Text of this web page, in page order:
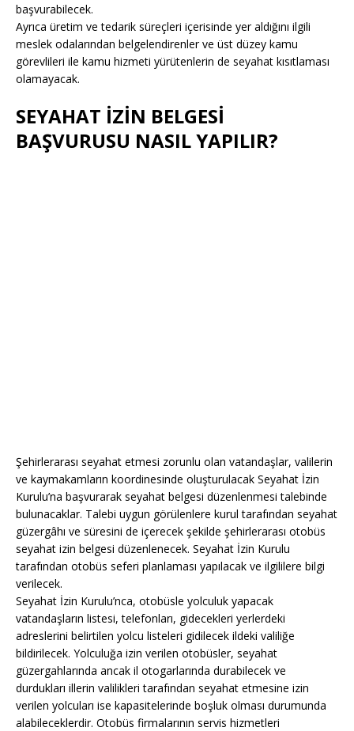
başvurabilecek.
Ayrıca üretim ve tedarik süreçleri içerisinde yer aldığını ilgili
meslek odalarından belgelendirenler ve üst düzey kamu
görevlileri ile kamu hizmeti yürütenlerin de seyahat kısıtlaması
olamayacak.
SEYAHAT İZİN BELGESİ
BAŞVURUSU NASIL YAPILIR?
Şehirlerarası seyahat etmesi zorunlu olan vatandaşlar, valilerin
ve kaymakamların koordinesinde oluşturulacak Seyahat İzin
Kurulu’na başvurarak seyahat belgesi düzenlenmesi talebinde
bulunacaklar. Talebi uygun görülenlere kurul tarafından seyahat
güzergâhı ve süresini de içerecek şekilde şehirlerarası otobüs
seyahat izin belgesi düzenlenecek. Seyahat İzin Kurulu
tarafından otobüs seferi planlaması yapılacak ve ilgililere bilgi
verilecek.
Seyahat İzin Kurulu’nca, otobüsle yolculuk yapacak
vatandaşların listesi, telefonları, gidecekleri yerlerdeki
adreslerini belirtilen yolcu listeleri gidilecek ildeki valiliğe
bildirilecek. Yolculuğa izin verilen otobüsler, seyahat
güzergahlarında ancak il otogarlarında durabilecek ve
durdukları illerin valilikleri tarafından seyahat etmesine izin
verilen yolcuları ise kapasitelerinde boşluk olması durumunda
alabileceklerdir. Otobüs firmalarının servis hizmetleri